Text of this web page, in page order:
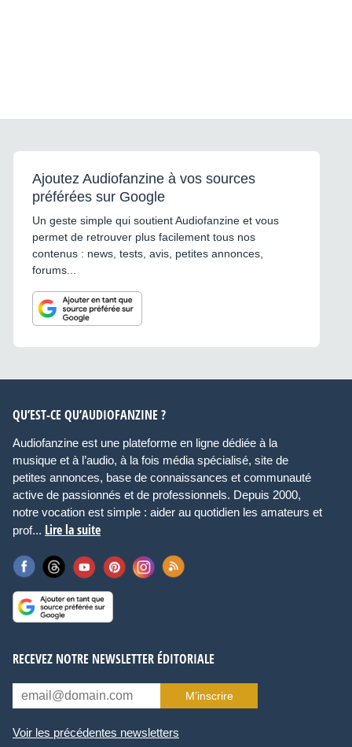
Ajoutez Audiofanzine à vos sources
préférées sur Google
Un geste simple qui soutient Audiofanzine et vous
permet de retrouver plus facilement tous nos
contenus : news, tests, avis, petites annonces,
forums...
QU’EST-CE QU’AUDIOFANZINE ?
Audiofanzine est une plateforme en ligne dédiée à la
musique et à l’audio, à la fois média spécialisé, site de
petites annonces, base de connaissances et communauté
active de passionnés et de professionnels. Depuis 2000,
notre vocation est simple : aider au quotidien les amateurs et
prof... Lire la suite
RECEVEZ NOTRE NEWSLETTER ÉDITORIALE
M’inscrire
Voir les précédentes newsletters